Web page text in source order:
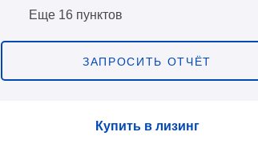
Еще 16 пунктов
ЗАПРОСИТЬ ОТЧЁТ
Купить в лизинг